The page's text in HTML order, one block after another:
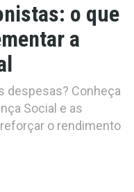
o que
a
despesas? Conheça
Social e as
o rendimento